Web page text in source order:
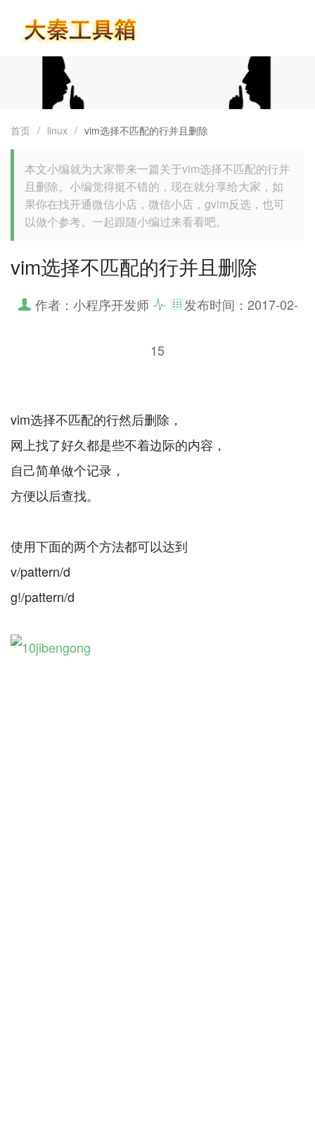
首页 / linux / vim选择不匹配的行并且删除
本文小编就为大家带来一篇关于vim选择不匹配的行并
且删除。小编觉得挺不错的，现在就分享给大家，如
果你在找开通微信小店，微信小店，gvim反选，也可
以做个参考。一起跟随小编过来看看吧。
vim选择不匹配的行并且删除
作者：小程序开发师 发布时间： 2017-02-
15
vim选择不匹配的行然后删除，
网上找了好久都是些不着边际的内容，
自己简单做个记录，
方便以后查找。
使用下面的两个方法都可以达到
v/pattern/d
g!/pattern/d